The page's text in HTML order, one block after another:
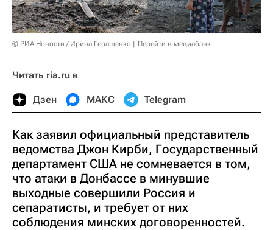
© РИА Новости / Ирина Геращенко Перейти в медиабанк
Читать ria.ru в
Дзен МАКС Telegram
Как заявил официальный представитель
ведомства Джон Кирби, Государственный
департамент США не сомневается в том,
что атаки в Донбассе в минувшие
выходные совершили Россия и
сепаратисты, и требует от них
соблюдения минских договоренностей.